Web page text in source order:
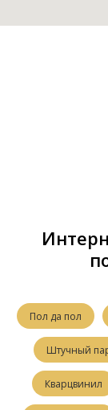
Пол да пол
Штучный
Кварцвинил